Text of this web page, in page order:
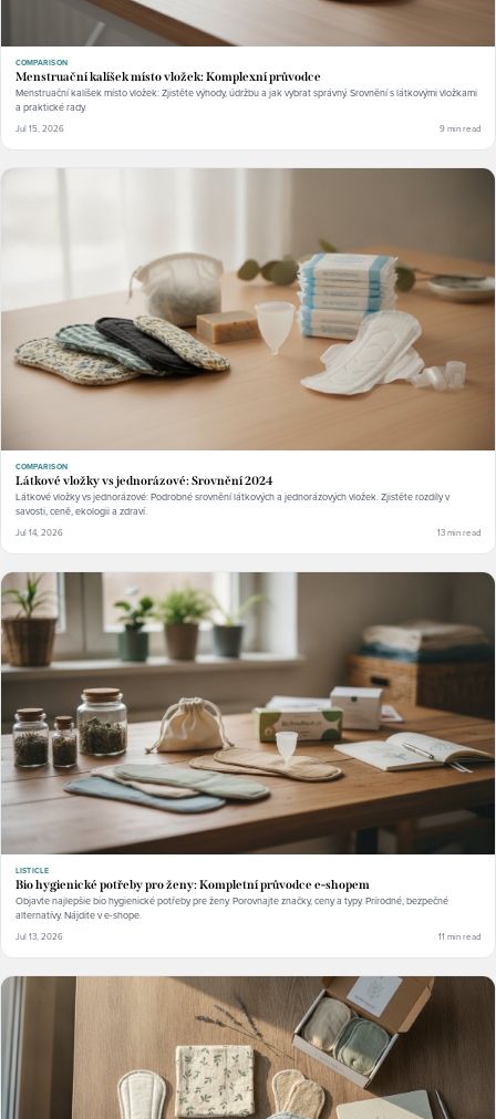
COMPARISON
Menstruační kalíšek místo vložek: Komplexní průvodce
Menstruační kalíšek místo vložek: Zjistěte výhody, údržbu a jak vybrat správný. Srovnění s látkovými vložkami
a praktické rady.
Jul 15, 2026 9 min read
COMPARISON
Látkové vložky vs jednorázové: Srovnění 2024
Látkové vložky vs jednorázové: Podrobné srovnění látkových a jednorázových vložek. Zjistěte rozdíly v
savosti, ceně, ekologii a zdraví.
Jul 14, 2026 13 min read
LISTICLE
Bio hygienické potřeby pro ženy: Kompletní průvodce e-shopem
Objavte najlepšie bio hygienické potřeby pre ženy. Porovnajte značky, ceny a typy. Prírodné, bezpečné
alternatívy. Nájdite v e-shope.
Jul 13, 2026 11 min read